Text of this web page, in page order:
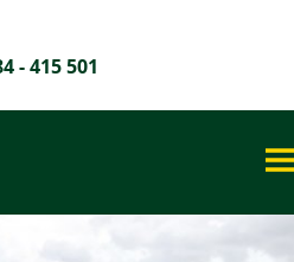
- 415 501